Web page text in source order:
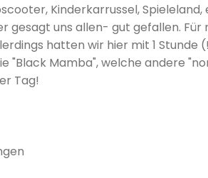
Kinderkarrussel,
gesagt uns allen- gut gefallen. Für
hatten wir hier mit 1
"Black Mamba", welche andere
Tag!